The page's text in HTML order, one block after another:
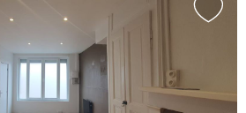
auxquels ce bien est exposé sont
: https://www.georisques.gouv.fr